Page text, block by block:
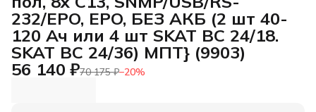
232/EPO, EPO, БЕЗ АКБ (2 шт 40-
120 Ач или 4 шт SKAT BC 24/18.
SKAT BC 24/36) МПТ} (9903)
56 140 ₽70 175 ₽−20%